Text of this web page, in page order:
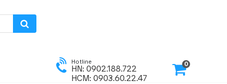
Hotline
HN: 0902.188.722
HCM: 0903.60.22.47
0